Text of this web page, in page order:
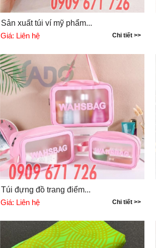
Sản xuất túi ví mỹ phẩm...
Chi tiết >>
Giá: Liên hệ
Túi đựng đồ trang điểm...
Chi tiết >>
Giá: Liên hệ